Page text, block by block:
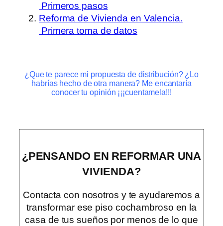
Primeros pasos
Reforma de Vivienda en Valencia.
Primera toma de datos
¿Que te parece mi propuesta de distribución? ¿Lo
habrías hecho de otra manera? Me encantaría
conocer tu opinión ¡¡¡cuentamela!!!
¿PENSANDO EN REFORMAR UNA
VIVIENDA?
Contacta con nosotros y te ayudaremos a
transformar ese piso cochambroso en la
casa de tus sueños por menos de lo que